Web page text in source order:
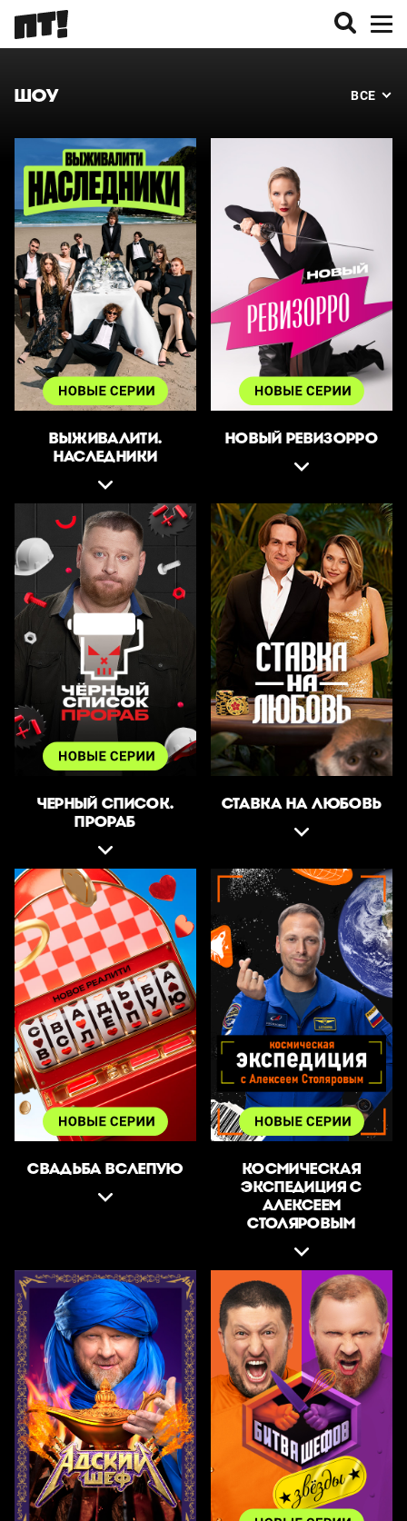
ШОУ ВСЕ
ВЫЖИВАЛИТИ.
НАСЛЕДНИКИ
НОВЫЙ РЕВИЗОРРО
ЧЕРНЫЙ СПИСОК.
ПРОРАБ
СТАВКА НА ЛЮБОВЬ
СВАДЬБА ВСЛЕПУЮ
КОСМИЧЕСКАЯ
ЭКСПЕДИЦИЯ С
АЛЕКСЕЕМ
СТОЛЯРОВЫМ